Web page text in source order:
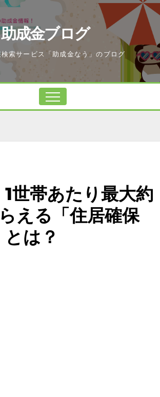
助成金ブログ
索サービス「助成金なう」のブログ
1世帯あたり最大約
える「住居確保
は？